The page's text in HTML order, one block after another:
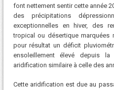
font nettement sentir cette année
des précipitations
exceptionnelles en hiver, des
tropical ou désertique marquées
pour résultat un déficit
ensoleillement élevé depuis
aridification similaire à celle des
Cette aridification est due au